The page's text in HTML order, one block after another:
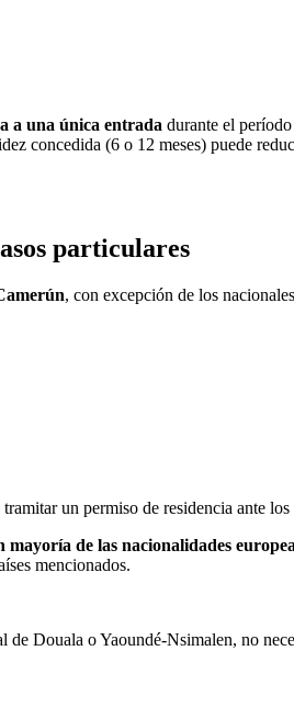
a una única entrada durante el
concedida (6 o 12 meses) puede
particulares
, con excepción de los
un permiso de residencia ante
mayoría de las nacionalidades
mencionados.
Douala o Yaoundé-Nsimalen, no